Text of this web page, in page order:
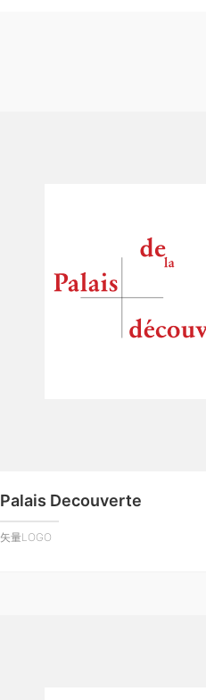
Palais Decouverte
矢量LOGO